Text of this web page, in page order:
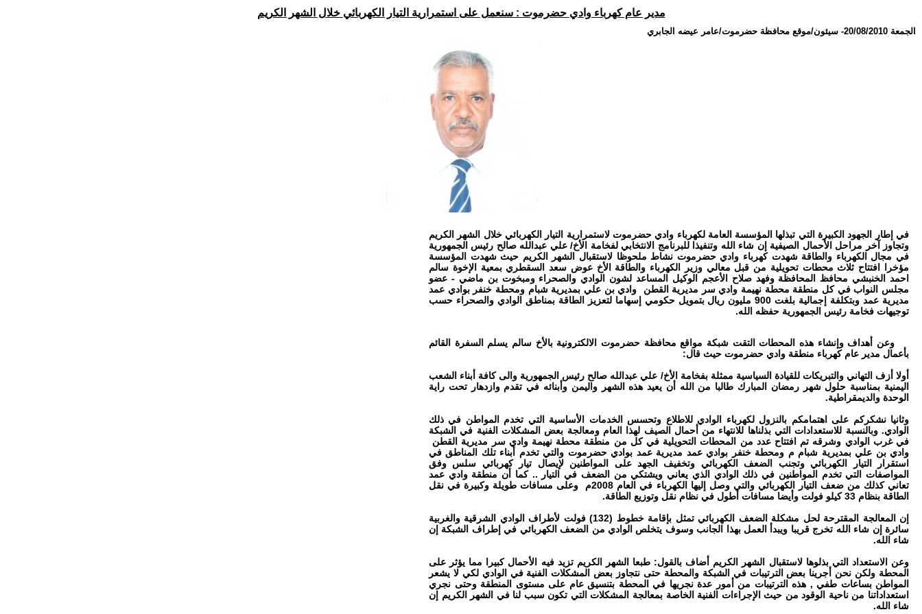
مدير عام كهرباء وادي حضرموت : سنعمل على استمرارية التيار الكهربائي خلال الشهر الكريم
الجمعة 20/08/2010 - سيئون/موقع محافظة حضرموت/عامر عيضه الجابري
في إطار الجهود الكبيرة التي تبذلها المؤسسة العامة لكهرباء وادي حضرموت لاستمرارية التيار الكهربائي خلال الشهر الكريم
وتجاوز آخر مراحل الأحمال الصيفية إن شاء الله وتنفيذا للبرنامج الانتخابي لفخامة الأخ/ علي عبدالله صالح رئيس الجمهورية
في مجال الكهرباء والطاقة شهدت كهرباء وادي حضرموت نشاط ملحوظا لاستقبال الشهر الكريم حيث شهدت المؤسسة
مؤخرا افتتاح ثلاث محطات تحويلية من قبل معالي وزير الكهرباء والطاقة الأخ عوض سعد السقطري بمعية الإخوة سالم
احمد الخنبشي محافظ المحافظة وفهد صلاح الأعجم الوكيل المساعد لشون الوادي والصحراء ومبخوت بن ماضي - عضو
مجلس النواب في كل منطقة محطة نهيمة وادي سر مديرية القطن
وادي بن علي بمديرية شبام ومحطة خنفر بوادي عمد
مديرية عمد وبتكلفة إجمالية بلغت 900 مليون ريال بتمويل حكومي إسهاما لتعزيز الطاقة بمناطق الوادي والصحراء حسب
توجيهات فخامة رئيس الجمهورية حفظه الله.
وعن أهداف وإنشاء هذه المحطات التقت شبكة مواقع محافظة حضرموت الالكترونية بالأخ سالم يسلم السفرة القائم
بأعمال مدير عام كهرباء منطقة وادي حضرموت حيث قال:
أولا أزف التهاني والتبريكات للقيادة السياسية ممثلة بفخامة الأخ/ علي عبدالله صالح رئيس الجمهورية والى كافة أبناء الشعب
اليمنية بمناسبة حلول شهر رمضان المبارك طالبا من الله أن يعيد هذه الشهر واليمن وأبنائه في تقدم وازدهار تحت راية
الوحدة والديمقراطية.
وثانيا نشكركم على اهتمامكم بالنزول لكهرباء الوادي للاطلاع وتحسس الخدمات الأساسية التي تخدم المواطن في ذلك
الوادي. وبالنسبة للاستعدادات التي بذلناها للانتهاء من أحمال الصيف لهذا العام ومعالجة بعض المشكلات الفنية في الشبكة
في غرب الوادي وشرقه تم افتتاح عدد من المحطات التحويلية في كل من منطقة محطة نهيمة وادي سر مديرية القطن
وادي بن علي بمديرية شبام م ومحطة خنفر بوادي عمد مديرية عمد بوادي حضرموت والتي تخدم أبناء تلك المناطق في
استقرار التيار الكهربائي وتجنب الضعف الكهربائي وتخفيف الجهد على المواطنين لإيصال تيار كهربائي سلس وفق
المواصفات التي تخدم المواطنين في ذلك الوادي الذي يعاني ويشتكي من الضعف في التيار .. كما أن منطقة وادي عمد
تعاني كذلك من ضعف التيار الكهربائي والتي وصل إليها الكهرباء في العام 2008م وعلى مسافات طويلة وكبيرة في نقل
الطاقة بنظام 33 كيلو فولت وأيضا مسافات أطول في نظام نقل وتوزيع الطاقة.
إن المعالجة المقترحة لحل مشكلة الضعف الكهربائي تمثل بإقامة خطوط (132) فولت لأطراف الوادي الشرقية والغربية
سائرة إن شاء الله تخرج قريبا ويبدأ العمل بهذا الجانب وسوف يتخلص الوادي من الضعف الكهربائي في إطراف الشبكة إن
شاء الله.
وعن الاستعداد التي بذلوها لاستقبال الشهر الكريم أضاف بالقول: طبعا الشهر الكريم تزيد فيه الأحمال كبيرا مما يؤثر على
المحطة ولكن نحن أجرينا بعض الترتيبات في الشبكة والمحطة حتى نتجاوز بعض المشكلات الفنية في الوادي لكي لا يشعر
المواطن بساعات طفي , هذه الترتيبات من أمور عدة نجريها في المحطة بتنسيق عام على مستوى المنطقة وحتى نجري
استعداداتنا من ناحية الوقود من حيث الإجراءات الفنية الخاصة بمعالجة المشكلات التي تكون سبب لنا في الشهر الكريم إن
شاء الله.